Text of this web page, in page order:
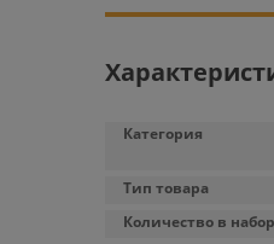
Категория
Тип товара
Количество в